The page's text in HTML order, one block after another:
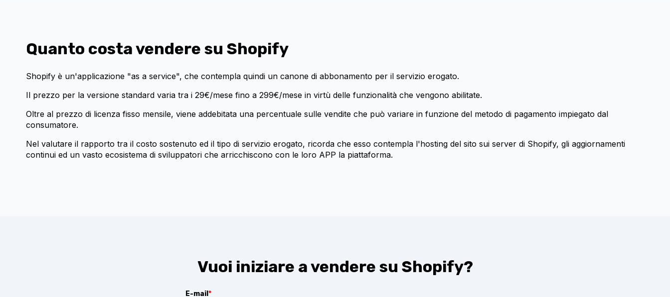
Quanto costa vendere su Shopify
Shopify è un'applicazione "as a service", che contempla quindi un canone di abbonamento per il servizio erogato.
Il prezzo per la versione standard varia tra i 29€/mese fino a 299€/mese in virtù delle funzionalità che vengono abilitate.
Oltre al prezzo di licenza fisso mensile, viene addebitata una percentuale sulle vendite che può variare in funzione del metodo di pagamento impiegato dal
consumatore.
Nel valutare il rapporto tra il costo sostenuto ed il tipo di servizio erogato, ricorda che esso contempla l'hosting del sito sui server di Shopify, gli aggiornamenti
continui ed un vasto ecosistema di sviluppatori che arricchiscono con le loro APP la piattaforma.
Vuoi iniziare a vendere su Shopify?
E-mail *